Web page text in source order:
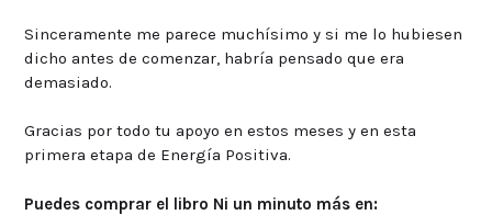
Sinceramente me parece muchísimo y si me lo hubiesen
dicho antes de comenzar, habría pensado que era
demasiado.
Gracias por todo tu apoyo en estos meses y en esta
primera etapa de Energía Positiva.
Puedes comprar el libro Ni un minuto más en: